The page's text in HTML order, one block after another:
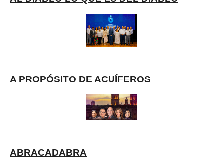
A PROPÓSITO DE ACUÍFEROS
ABRACADABRA